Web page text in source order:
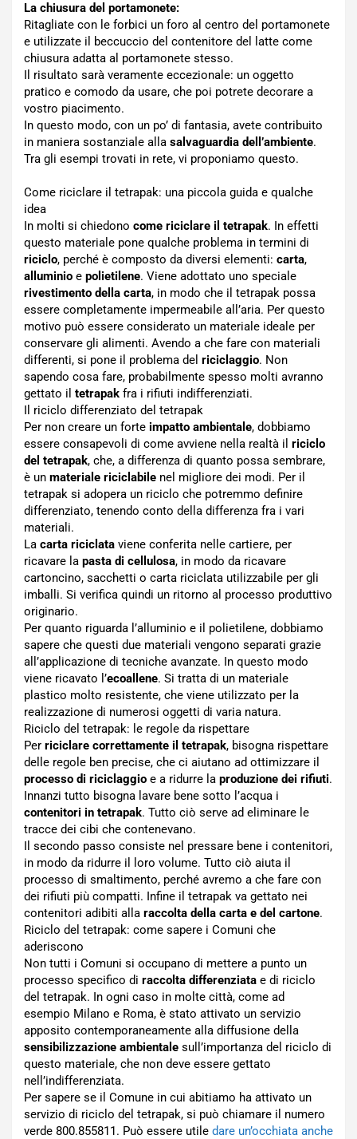
La chiusura del portamonete:
Ritagliate con le forbici un foro al centro del portamonete
e utilizzate il beccuccio del contenitore del latte come
chiusura adatta al portamonete stesso.
Il risultato sarà veramente eccezionale: un oggetto
pratico e comodo da usare, che poi potrete decorare a
vostro piacimento.
In questo modo, con un po’ di fantasia, avete contribuito
in maniera sostanziale alla salvaguardia dell’ambiente.
Tra gli esempi trovati in rete, vi proponiamo questo.
Come riciclare il tetrapak: una piccola guida e qualche
idea
In molti si chiedono come riciclare il tetrapak. In effetti
questo materiale pone qualche problema in termini di
riciclo, perché è composto da diversi elementi: carta,
alluminio e polietilene. Viene adottato uno speciale
rivestimento della carta, in modo che il tetrapak possa
essere completamente impermeabile all’aria. Per questo
motivo può essere considerato un materiale ideale per
conservare gli alimenti. Avendo a che fare con materiali
differenti, si pone il problema del riciclaggio. Non
sapendo cosa fare, probabilmente spesso molti avranno
gettato il tetrapak fra i rifiuti indifferenziati.
Il riciclo differenziato del tetrapak
Per non creare un forte impatto ambientale, dobbiamo
essere consapevoli di come avviene nella realtà il riciclo
del tetrapak, che, a differenza di quanto possa sembrare,
è un materiale riciclabile nel migliore dei modi. Per il
tetrapak si adopera un riciclo che potremmo definire
differenziato, tenendo conto della differenza fra i vari
materiali.
La carta riciclata viene conferita nelle cartiere, per
ricavare la pasta di cellulosa, in modo da ricavare
cartoncino, sacchetti o carta riciclata utilizzabile per gli
imballi. Si verifica quindi un ritorno al processo produttivo
originario.
Per quanto riguarda l’alluminio e il polietilene, dobbiamo
sapere che questi due materiali vengono separati grazie
all’applicazione di tecniche avanzate. In questo modo
viene ricavato l’ecoallene. Si tratta di un materiale
plastico molto resistente, che viene utilizzato per la
realizzazione di numerosi oggetti di varia natura.
Riciclo del tetrapak: le regole da rispettare
Per riciclare correttamente il tetrapak, bisogna rispettare
delle regole ben precise, che ci aiutano ad ottimizzare il
processo di riciclaggio e a ridurre la produzione dei rifiuti.
Innanzi tutto bisogna lavare bene sotto l’acqua i
contenitori in tetrapak. Tutto ciò serve ad eliminare le
tracce dei cibi che contenevano.
Il secondo passo consiste nel pressare bene i contenitori,
in modo da ridurre il loro volume. Tutto ciò aiuta il
processo di smaltimento, perché avremo a che fare con
dei rifiuti più compatti. Infine il tetrapak va gettato nei
contenitori adibiti alla raccolta della carta e del cartone.
Riciclo del tetrapak: come sapere i Comuni che
aderiscono
Non tutti i Comuni si occupano di mettere a punto un
processo specifico di raccolta differenziata e di riciclo
del tetrapak. In ogni caso in molte città, come ad
esempio Milano e Roma, è stato attivato un servizio
apposito contemporaneamente alla diffusione della
sensibilizzazione ambientale sull’importanza del riciclo di
questo materiale, che non deve essere gettato
nell’indifferenziata.
Per sapere se il Comune in cui abitiamo ha attivato un
servizio di riciclo del tetrapak, si può chiamare il numero
verde 800.855811. Può essere utile dare un’occhiata anche